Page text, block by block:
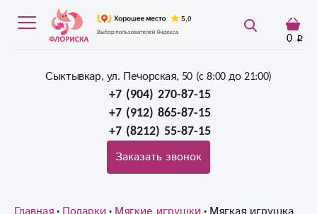
0
Сыктывкар, ул. Печорская, 50 (c 8:00 до 21:00)
+7 (904) 270-87-15
+7 (912) 865-87-15
+7 (8212) 55-87-15
Заказать звонок